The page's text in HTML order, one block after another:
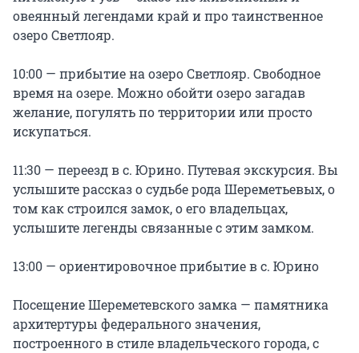
овеянный легендами край и про таинственное
озеро Светлояр.
10:00 — прибытие на озеро Светлояр. Свободное
время на озере. Можно обойти озеро загадав
желание, погулять по территории или просто
искупаться.
11:30 — переезд в с. Юрино. Путевая экскурсия. Вы
услышите рассказ о судьбе рода Шереметьевых, о
том как строился замок, о его владельцах,
услышите легенды связанные с этим замком.
13:00 — ориентировочное прибытие в с. Юрино
Посещение Шереметевского замка — памятника
архитертуры федерального значения,
построенного в стиле владельческого города, с